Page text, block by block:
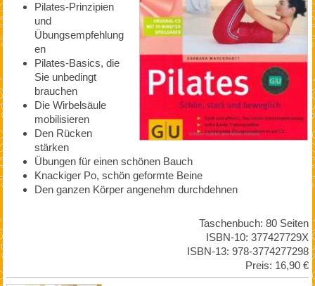
Pilates-Prinzipien
und
Übungsempfehlung
en
Pilates-Basics, die
Sie unbedingt
brauchen
Die Wirbelsäule
mobilisieren
Den Rücken
stärken
Übungen für einen schönen Bauch
Knackiger Po, schön geformte Beine
Den ganzen Körper angenehm durchdehnen
Taschenbuch: 80 Seiten
ISBN-10: 377427729X
ISBN-13: 978-3774277298
Preis: 16,90 €